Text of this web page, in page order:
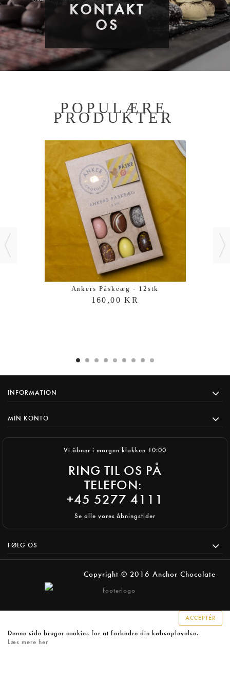
KONTAKT
OS
POPULÆRE
PRODUKTER
Ankers Påskeæg - 12stk
160,00 KR
INFORMATION
MIN KONTO
Vi åbner i morgen klokken 10:00
RING TIL OS PÅ
TELEFON:
+45 5277 4111
Se alle vores åbningstider
FØLG OS
Copyright © 2016 Anchor Chocolate
ACCEPTÉR
Denne side bruger cookies for at forbedre din købsoplevelse.
Læs mere her